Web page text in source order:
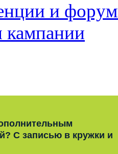
и
С записью в кружки и